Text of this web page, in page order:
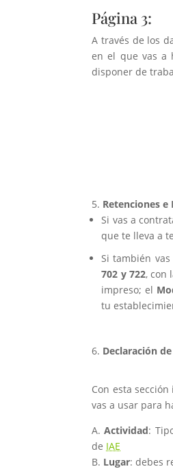
Página 3:
A través de los
en el que vas a
disponer de
Retenciones e
Si vas a
que te lleva a
Si también
702 y 722, con
impreso; el
tu
Declaración
Con esta
vas a usar para
A.Actividad:
de IAE
B. Lugar: debes